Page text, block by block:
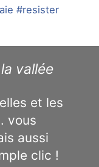
#resister
vallée
et les
vous
aussi
clic !